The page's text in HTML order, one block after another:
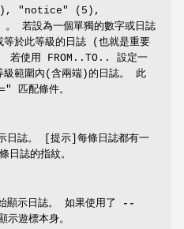
"notice" (5),
為一個單獨的數字或日誌
等於此等級的日誌 (也就是重要
若使用 FROM..TO.. 設定一
級範圍內(含兩端)的日誌。 此
匹配條件。
誌。 [提示]每條日誌都有一
日誌的指紋。
顯示日誌。 如果使用了
--
遊標本身。